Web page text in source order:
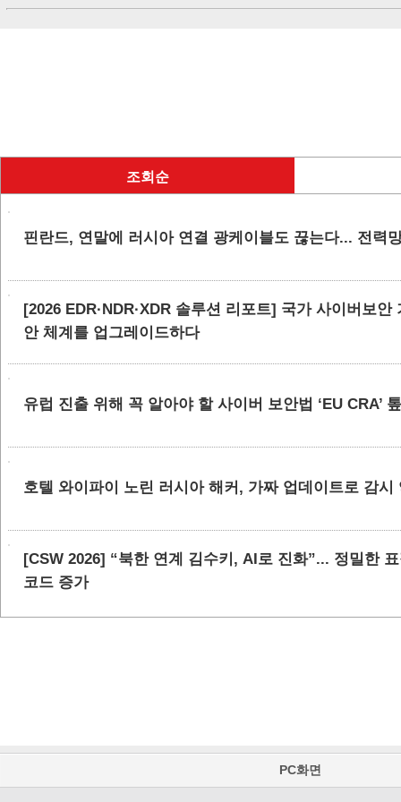
조회순
핀란드, 연말에 러시아 연결 광케이블도 끊는다... 전력
[2026 EDR·NDR·XDR 솔루션 리포트] 국가 사이버보
안 체계를 업그레이드하다
유럽 진출 위해 꼭 알아야 할 사이버 보안법 ‘EU CRA’
호텔 와이파이 노린 러시아 해커, 가짜 업데이트로 감시
[CSW 2026] “북한 연계 김수키, AI로 진화”... 정밀한
코드 증가
PC화면